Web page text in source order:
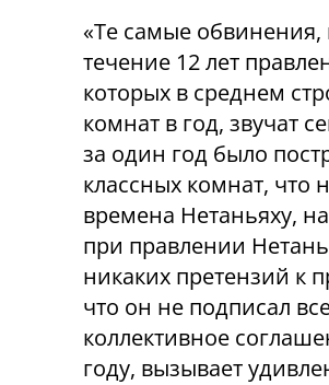
«Те самые обвинения,
течение 12 лет
которых в среднем
комнат в год, звучат
за один год было
классных комнат, что
времена Нетаньяху,
при правлении
никаких претензий к
что он не подписал
коллективное
году, вызывает